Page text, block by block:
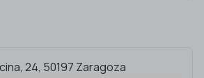
24, 50197 Zaragoza